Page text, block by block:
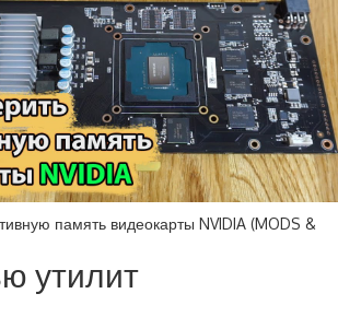
память видеокарты NVIDIA (MODS &
утилит